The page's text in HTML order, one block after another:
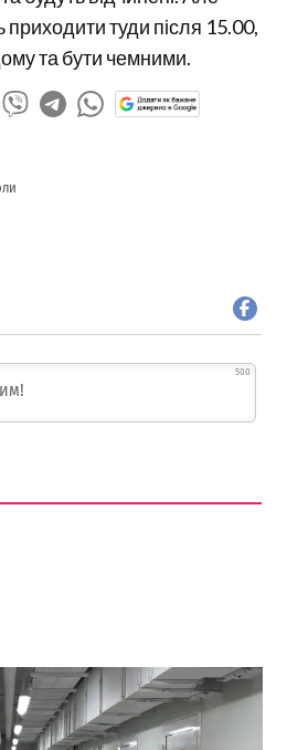
приходити туди після 15.00,
та бути чемними.
500